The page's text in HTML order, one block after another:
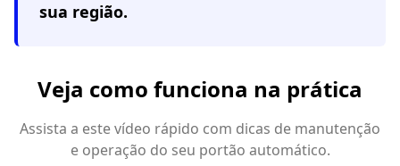
sua região.
Veja como funciona na prática
Assista a este vídeo rápido com dicas de manutenção
e operação do seu portão automático.